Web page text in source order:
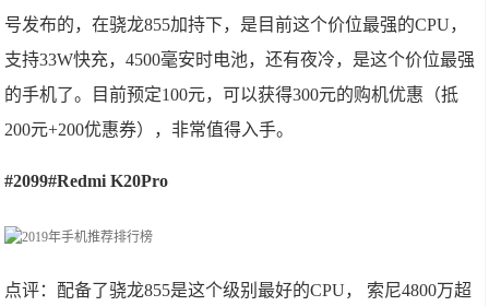
号发布的，在骁龙855加持下，是目前这个价位最强的CPU，
支持33W快充，4500毫安时电池，还有夜冷，是这个价位最强
的手机了。目前预定100元，可以获得300元的购机优惠（抵
200元+200优惠券），非常值得入手。
#2099#Redmi K20Pro
点评：配备了骁龙855是这个级别最好的CPU， 索尼4800万超